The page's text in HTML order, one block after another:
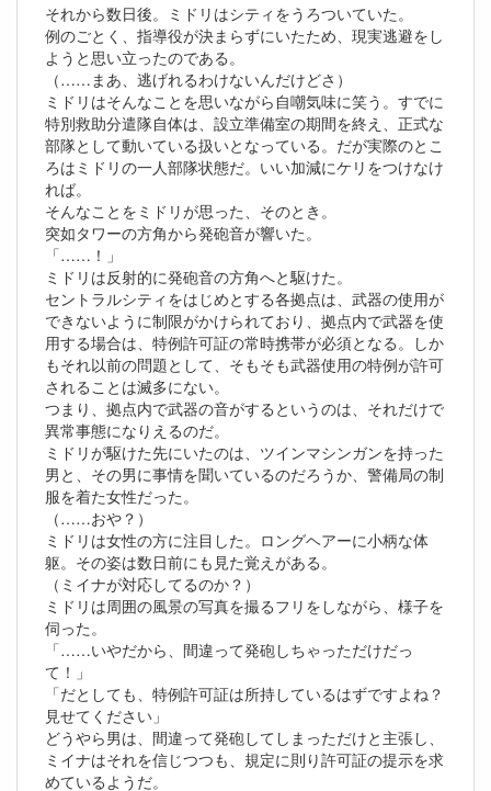
それから数日後。ミドリはシティをうろついていた。
例のごとく、指導役が決まらずにいたため、現実逃避をし
ようと思い立ったのである。
（……まあ、逃げれるわけないんだけどさ）
ミドリはそんなことを思いながら自嘲気味に笑う。すでに
特別救助分遣隊自体は、設立準備室の期間を終え、正式な
部隊として動いている扱いとなっている。だが実際のとこ
ろはミドリの一人部隊状態だ。いい加減にケリをつけなけ
れば。
そんなことをミドリが思った、そのとき。
突如タワーの方角から発砲音が響いた。
「……！」
ミドリは反射的に発砲音の方角へと駆けた。
セントラルシティをはじめとする各拠点は、武器の使用が
できないように制限がかけられており、拠点内で武器を使
用する場合は、特例許可証の常時携帯が必須となる。しか
もそれ以前の問題として、そもそも武器使用の特例が許可
されることは滅多にない。
つまり、拠点内で武器の音がするというのは、それだけで
異常事態になりえるのだ。
ミドリが駆けた先にいたのは、ツインマシンガンを持った
男と、その男に事情を聞いているのだろうか、警備局の制
服を着た女性だった。
（……おや？）
ミドリは女性の方に注目した。ロングヘアーに小柄な体
躯。その姿は数日前にも見た覚えがある。
（ミイナが対応してるのか？）
ミドリは周囲の風景の写真を撮るフリをしながら、様子を
伺った。
「……いやだから、間違って発砲しちゃっただけだっ
て！」
「だとしても、特例許可証は所持しているはずですよね？
見せてください」
どうやら男は、間違って発砲してしまっただけと主張し、
ミイナはそれを信じつつも、規定に則り許可証の提示を求
めているようだ。